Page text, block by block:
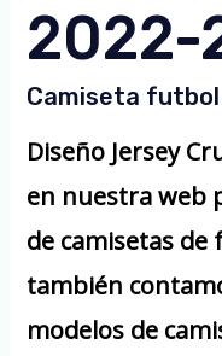
2022-
Camiseta
Diseño Jersey
en nuestra web
de camisetas
también
modelos de